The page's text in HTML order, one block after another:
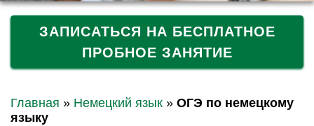
ЗАПИСАТЬСЯ НА БЕСПЛАТНОЕ
ПРОБНОЕ ЗАНЯТИЕ
Главная » Немецкий язык » ОГЭ по немецкому
языку